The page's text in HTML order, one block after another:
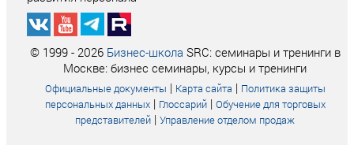
© 1999 - 2026 Бизнес-школа SRC: семинары и тренинги в
Москве: бизнес семинары, курсы и тренинги
Официальные документы | Карта сайта | Политика защиты
персональных данных| Глоссарий| Обучение для торговых
представителей | Управление отделом продаж